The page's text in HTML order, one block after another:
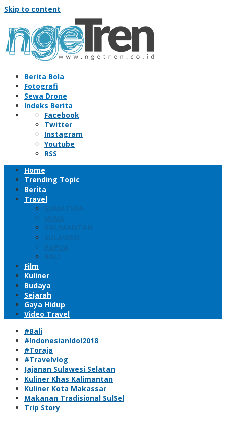
Skip to content
Berita Bola
Fotografi
Sewa Drone
Indeks Berita
Facebook
Twitter
Instagram
Youtube
RSS
Home
Trending Topic
Berita
Travel
SUMATERA
JAWA
KALIMANTAN
SULAWESI
PAPUA
BALI
Film
Kuliner
Budaya
Sejarah
Gaya Hidup
Video Travel
#Bali
#IndonesianIdol2018
#Toraja
#Travelvlog
Jajanan Sulawesi Selatan
Kuliner Khas Kalimantan
Kuliner Kota Makassar
Makanan Tradisional SulSel
Trip Story